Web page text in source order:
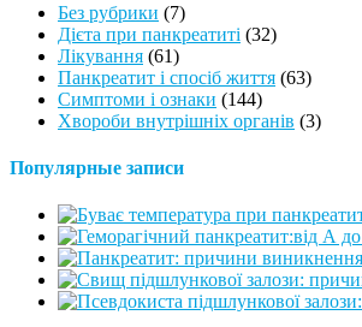
Без рубрики (7)
Дієта при панкреатиті (32)
Лікування (61)
Панкреатит і спосіб життя (63)
Симптоми і ознаки (144)
Хвороби внутрішніх органів (3)
Популярные записи